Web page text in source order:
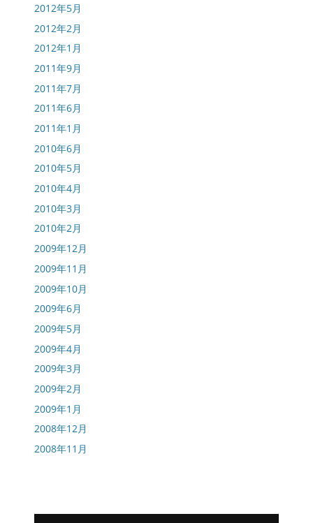
2012年5月
2012年2月
2012年1月
2011年9月
2011年7月
2011年6月
2011年1月
2010年6月
2010年5月
2010年4月
2010年3月
2010年2月
2009年12月
2009年11月
2009年10月
2009年6月
2009年5月
2009年4月
2009年3月
2009年2月
2009年1月
2008年12月
2008年11月